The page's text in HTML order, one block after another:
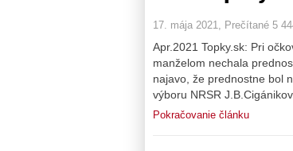
17. mája 2021, Prečítané 5
Apr.2021 Topky.sk: Pri
manželom nechala
najavo, že prednostne bol
výboru NRSR
Pokračovanie článku